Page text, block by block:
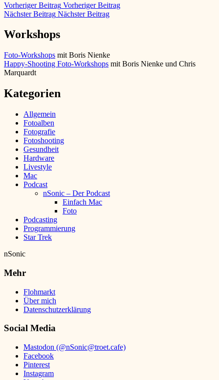
Vorheriger Beitrag Vorheriger Beitrag
Nächster Beitrag Nächster Beitrag
Workshops
Foto-Workshops mit Boris Nienke
Happy-Shooting Foto-Workshops mit Boris Nienke und Chris
Marquardt
Kategorien
Allgemein
Fotoalben
Fotografie
Fotoshooting
Gesundheit
Hardware
Livestyle
Mac
Podcast
nSonic – Der Podcast
Einfach Mac
Foto
Podcasting
Programmierung
Star Trek
nSonic
Mehr
Flohmarkt
Über mich
Datenschutzerklärung
Social Media
Mastodon (@nSonic@troet.cafe)
Facebook
Pinterest
Instagram